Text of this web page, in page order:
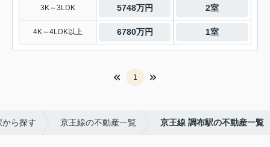
3K～3LDK 5748万円 2室
4K～4LDK以上 6780万円 1室
1
ら探す 京王線の不動産一覧 京王線 調布駅の不動産一覧